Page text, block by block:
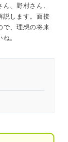
す。記事本文
、野村さん、
説します。面接
で、理想の将来
。
活で用いられ